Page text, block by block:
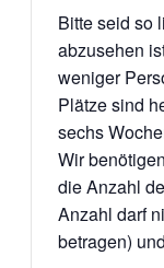
Bitte seid so
abzusehen
weniger
Plätze sind
sechs
Wir
die Anzahl
Anzahl darf
betragen)